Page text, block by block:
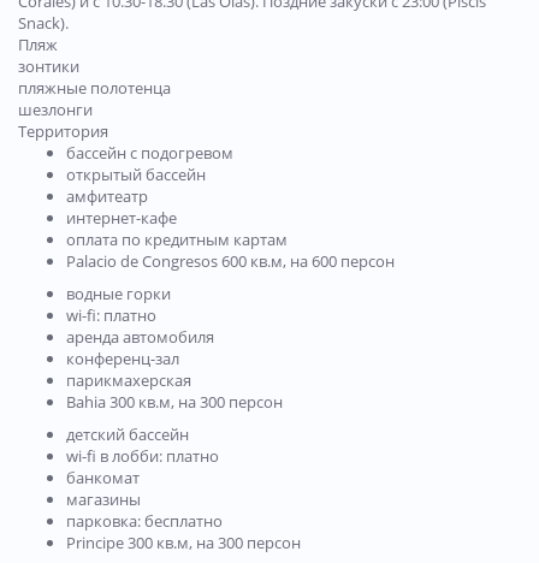
Snack).
Пляж
зонтики
пляжные полотенца
шезлонги
Территория
бассейн с подогревом
открытый бассейн
амфитеатр
интернет-кафе
оплата по кредитным картам
Palacio de Congresos 600 кв.м, на 600 персон
водные горки
wi-fi: платно
аренда автомобиля
конференц-зал
парикмахерская
Bahia 300 кв.м, на 300 персон
детский бассейн
wi-fi в лобби: платно
банкомат
магазины
парковка: бесплатно
Principe 300 кв.м, на 300 персон